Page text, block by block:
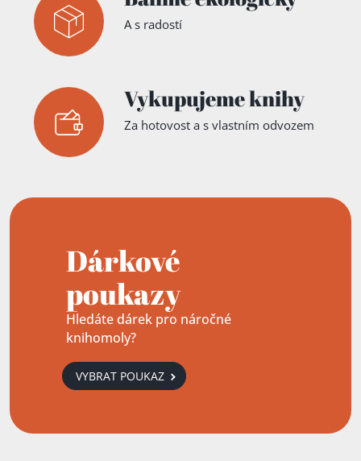
A s radostí
Vykupujeme knihy
Za hotovost a s vlastním odvozem
Dárkové
poukazy
Hledáte dárek pro náročné
knihomoly?
VYBRAT POUKAZ